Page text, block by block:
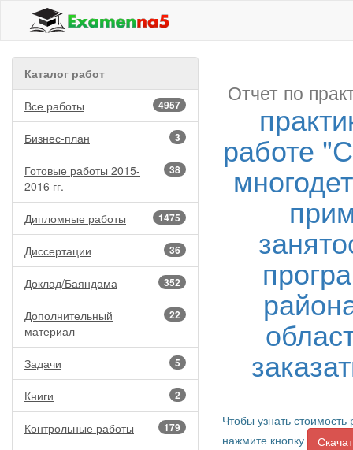
Каталог работ
4957
Все работы
3
Бизнес-план
38
Готовые работы 2015-
2016 гг.
1475
Дипломные работы
36
Диссертации
352
Доклад/Баяндама
22
Дополнительный
материал
5
Задачи
2
Книги
179
Контрольные работы
Отчет по
работе
Чтобы узнать
нажмите кнопку